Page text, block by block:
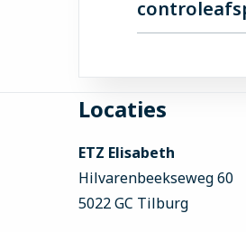
Vind je
eerst contact
footer
Locaties
ETZ Elisabeth
Hilvarenbeekseweg 60
5022 GC Tilburg